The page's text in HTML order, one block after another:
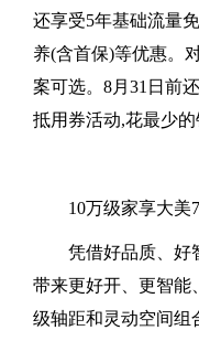
还享受5年基础流量
养(含首保)等优惠。
案可选。8月31日前
抵用券活动,花最少
10万级家享大美
凭借好品质、好
带来更好开、更智能
级轴距和灵动空间组